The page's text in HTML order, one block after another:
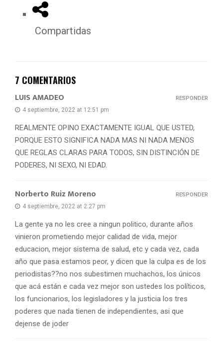
Compartidas
7 COMENTARIOS
LUIS AMADEO
4 septiembre, 2022 at 12:51 pm
REALMENTE OPINO EXACTAMENTE IGUAL QUE USTED,
PORQUE ESTO SIGNIFICA NADA MAS NI NADA MENOS
QUE REGLAS CLARAS PARA TODOS, SIN DISTINCIÓN DE
PODERES, NI SEXO, NI EDAD.
RESPONDER
Norberto Ruiz Moreno
4 septiembre, 2022 at 2:27 pm
La gente ya no les cree a ningun politico, durante años
vinieron prometiendo mejor calidad de vida, mejor
educacion, mejor sistema de salud, etc y cada vez, cada
año que pasa estamos peor, y dicen que la culpa es de los
periodistas??no nos subestimen muchachos, los únicos
que acá están e cada vez mejor son ustedes los políticos,
los funcionarios, los legisladores y la justicia los tres
poderes que nada tienen de independientes, asi que
dejense de joder
RESPONDER